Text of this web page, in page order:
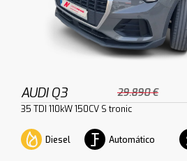
AUDI Q3 29.890 €
35 TDI 110kW 150CV S tronic
Diesel Automático